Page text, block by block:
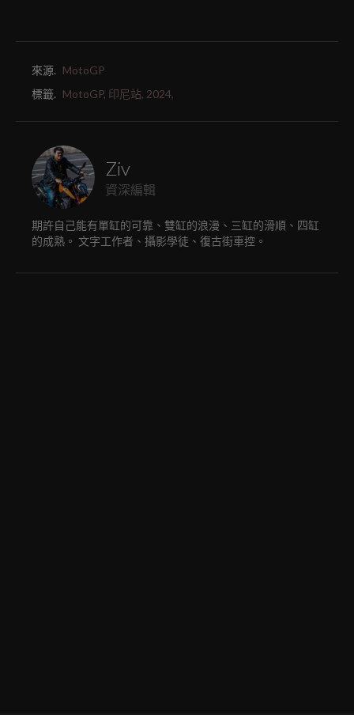
來源. MotoGP
標籤. MotoGP, 印尼站, 2024,
Ziv
資深編輯
期許自己能有單缸的可靠、雙缸的浪漫、三缸的滑順、四缸
的成熟。 文字工作者、攝影學徒、復古街車控。